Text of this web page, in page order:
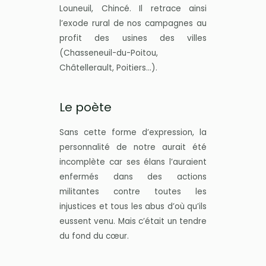
Louneuil, Chincé. Il retrace ainsi
l’exode rural de nos campagnes au
profit des usines des villes
(Chasseneuil-du-Poitou,
Châtellerault, Poitiers…).
Le poète
Sans cette forme d’expression, la
personnalité de notre aurait été
incomplète car ses élans l’auraient
enfermés dans des actions
militantes contre toutes les
injustices et tous les abus d’où qu’ils
eussent venu. Mais c’était un tendre
du fond du cœur.